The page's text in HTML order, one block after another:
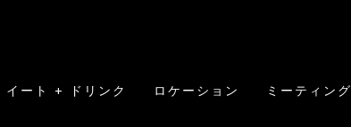
イート + ドリンク ロケーション ミーティング